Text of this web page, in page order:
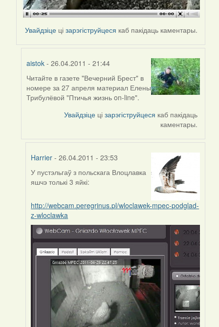
Увайдзіце цізарэгіструйцеся каб пакідаць каментары.
aistok- 26.04.2011 - 21:44
In
reply
to
Читайте в газете "Вечерний Брест" в
номере за 27 апреля материал Елены
Трибулёвой "Птичья жизнь on-line".
Увайдзіце цізарэгіструйцеся каб пакідаць
каментары.
Harrier - 26.04.2011 - 23:53
In
reply
by
aistok
У пустэльгаў з польскага Влоцлавка
яшчэ толькі 3 яйкі:
http://webcam.peregrinus.pl/wloclawek-mpec-podglad-
z-wloclawka